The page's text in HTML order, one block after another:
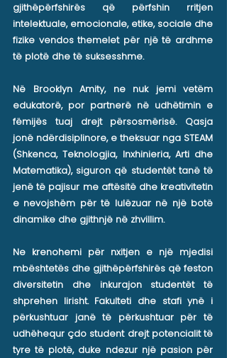
gjithëpërfshirës që përfshin rritjen
intelektuale, emocionale, etike, sociale dhe
fizike vendos themelet për një të ardhme
të plotë dhe të suksesshme.
Në Brooklyn Amity, ne nuk jemi vetëm
edukatorë, por partnerë në udhëtimin e
fëmijës tuaj drejt përsosmërisë. Qasja
jonë ndërdisiplinore, e theksuar nga STEAM
(Shkenca, Teknologjia, Inxhinieria, Arti dhe
Matematika), siguron që studentët tanë të
jenë të pajisur me aftësitë dhe kreativitetin
e nevojshëm për të lulëzuar në një botë
dinamike dhe gjithnjë në zhvillim.
Ne krenohemi për nxitjen e një mjedisi
mbështetës dhe gjithëpërfshirës që feston
diversitetin dhe inkurajon studentët të
shprehen lirisht. Fakulteti dhe stafi ynë i
përkushtuar janë të përkushtuar për të
udhëhequr çdo student drejt potencialit të
tyre të plotë, duke ndezur një pasion për